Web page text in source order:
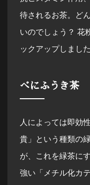
待されるお茶。ど
いのでしょう？ 花
ックアップしました
べにふうき茶
人によっては即効
貴」という種類の
が、これを緑茶に
強い「メチル化カ